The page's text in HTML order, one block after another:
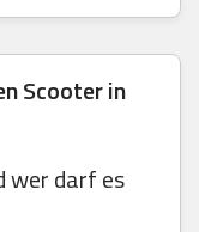
Scooter in
wer darf es